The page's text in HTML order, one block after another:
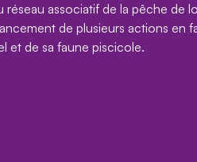
associatif de la pêche de
de plusieurs actions en
et de sa faune piscicole.